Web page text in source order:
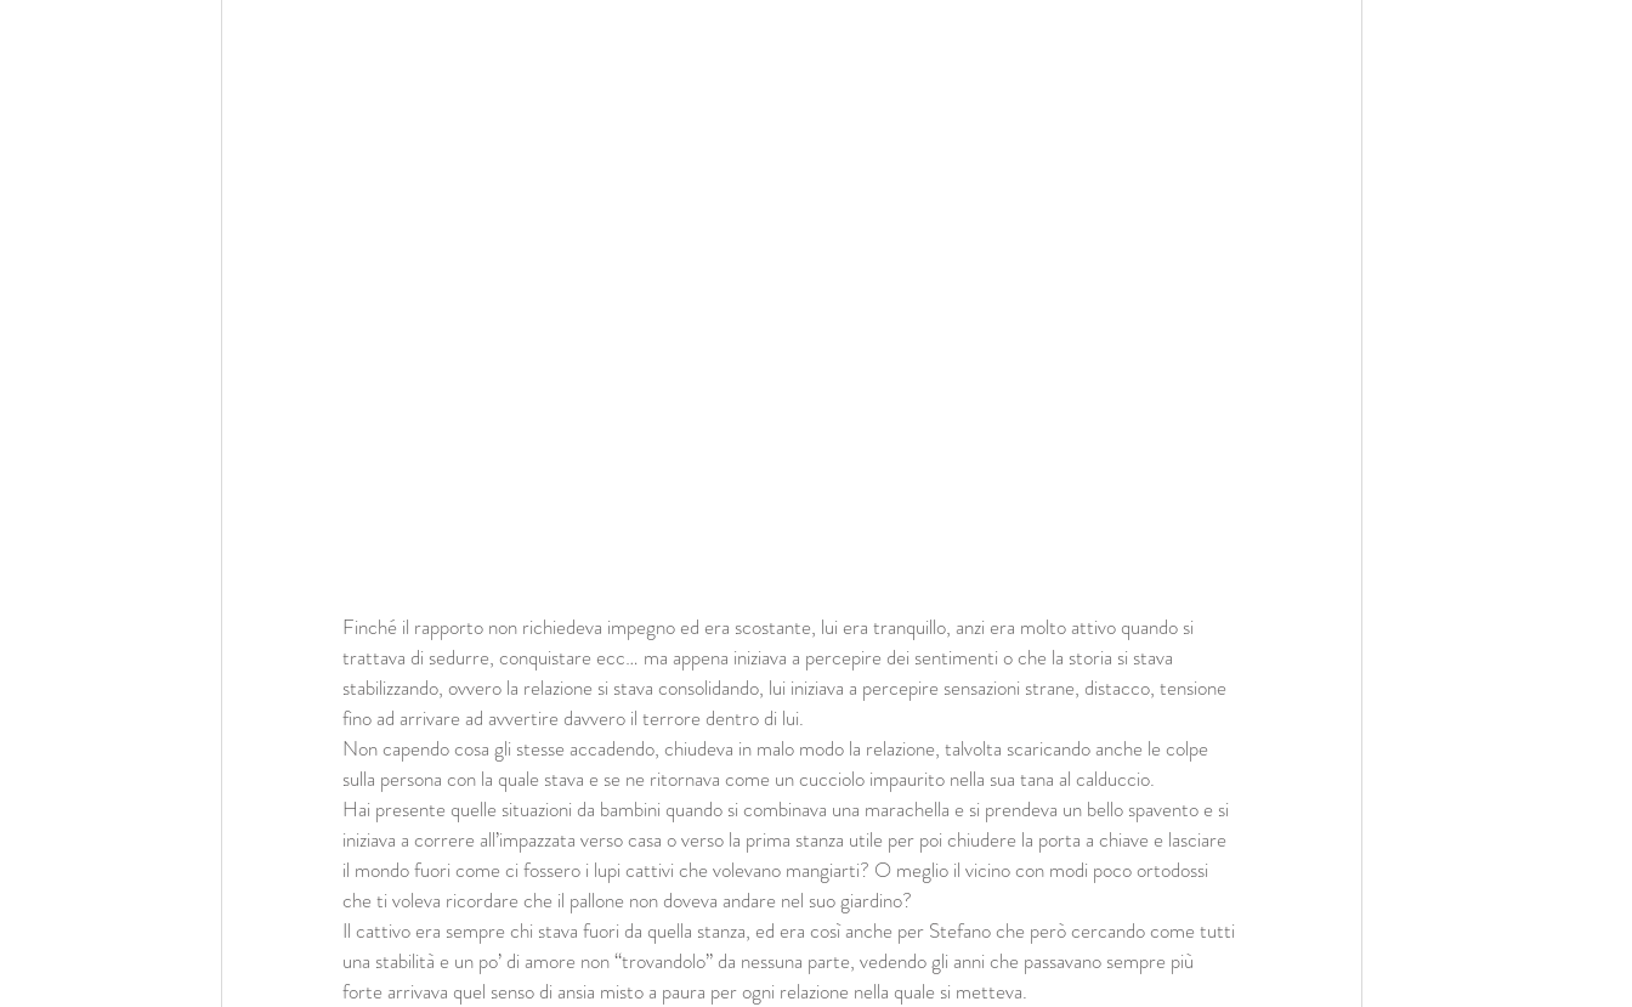
Finché il rapporto non richiedeva impegno ed era scostante, lui era tranquillo, anzi era molto attivo quando si
trattava di sedurre, conquistare ecc… ma appena iniziava a percepire dei sentimenti o che la storia si stava
stabilizzando, ovvero la relazione si stava consolidando, lui iniziava a percepire sensazioni strane, distacco, tensione
fino ad arrivare ad avvertire davvero il terrore dentro di lui.
Non capendo cosa gli stesse accadendo, chiudeva in malo modo la relazione, talvolta scaricando anche le colpe
sulla persona con la quale stava e se ne ritornava come un cucciolo impaurito nella sua tana al calduccio.
Hai presente quelle situazioni da bambini quando si combinava una marachella e si prendeva un bello spavento e si
iniziava a correre all’impazzata verso casa o verso la prima stanza utile per poi chiudere la porta a chiave e lasciare
il mondo fuori come ci fossero i lupi cattivi che volevano mangiarti? O meglio il vicino con modi poco ortodossi
che ti voleva ricordare che il pallone non doveva andare nel suo giardino?
Il cattivo era sempre chi stava fuori da quella stanza, ed era così anche per Stefano che però cercando come tutti
una stabilità e un po’ di amore non “trovandolo” da nessuna parte, vedendo gli anni che passavano sempre più
forte arrivava quel senso di ansia misto a paura per ogni relazione nella quale si metteva.